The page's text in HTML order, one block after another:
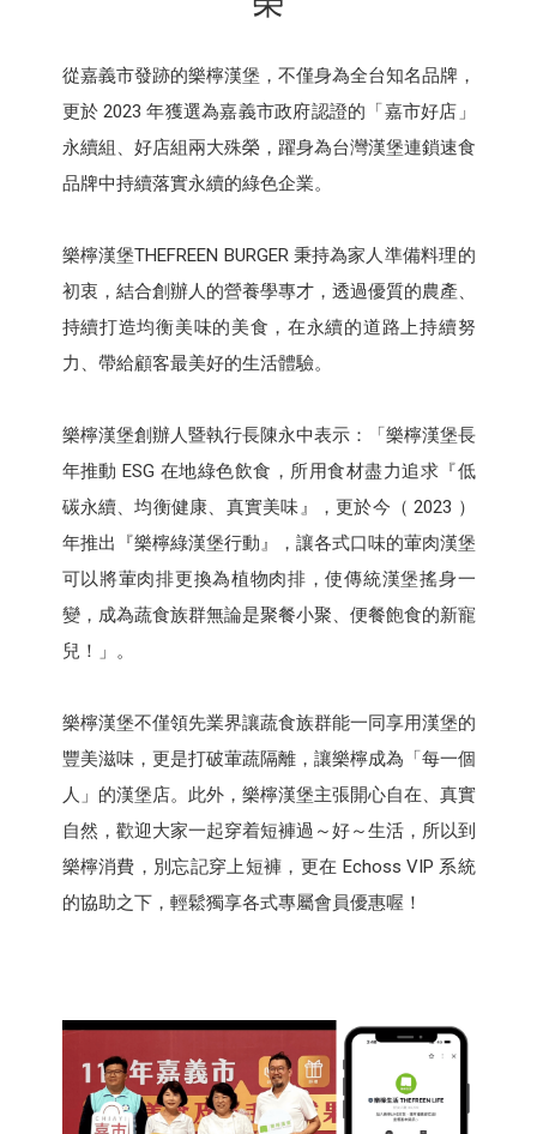
從嘉義市發跡的樂檸漢堡，不僅身為全台知名品牌，
更於 2023 年獲選為嘉義市政府認證的「嘉市好店」
永續組、好店組兩大殊榮，躍身為台灣漢堡連鎖速食
品牌中持續落實永續的綠色企業。
樂檸漢堡THEFREEN BURGER 秉持為家人準備料理的
初衷，結合創辦人的營養學專才，透過優質的農產、
持續打造均衡美味的美食，在永續的道路上持續努
力、帶給顧客最美好的生活體驗。
樂檸漢堡創辦人暨執行長陳永中表示：「樂檸漢堡長
年推動 ESG 在地綠色飲食，所用食材盡力追求『低
碳永續、均衡健康、真實美味』，更於今（ 2023 ）
年推出『樂檸綠漢堡行動』，讓各式口味的葷肉漢堡
可以將葷肉排更換為植物肉排，使傳統漢堡搖身一
變，成為蔬食族群無論是聚餐小聚、便餐飽食的新寵
兒！」。
樂檸漢堡不僅領先業界讓蔬食族群能一同享用漢堡的
豐美滋味，更是打破葷蔬隔離，讓樂檸成為「每一個
人」的漢堡店。此外，樂檸漢堡主張開心自在、真實
自然，歡迎大家一起穿着短褲過～好～生活，所以到
樂檸消費，別忘記穿上短褲，更在 Echoss VIP 系統
的協助之下，輕鬆獨享各式專屬會員優惠喔！